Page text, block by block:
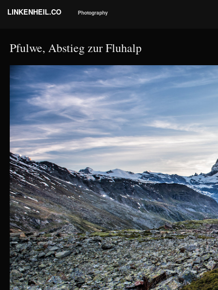
LINKENHEIL.CO Photography
Pfulwe, Abstieg zur Fluhalp